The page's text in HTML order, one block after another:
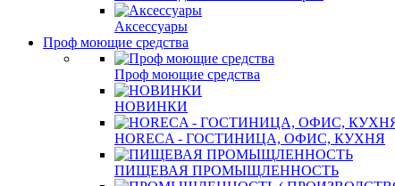
Аксессуары
Проф моющие средства
Проф моющие средства
НОВИНКИ
HORECA - ГОСТИНИЦА, ОФИС, КУХНЯ
ПИЩЕВАЯ ПРОМЫЩЛЕННОСТЬ